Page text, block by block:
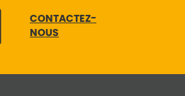
CONTACTEZ-
NOUS